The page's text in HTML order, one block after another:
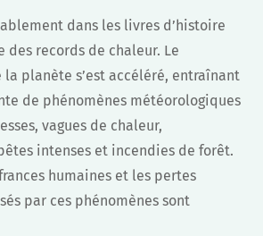
dans les livres d’histoire
des records de chaleur. Le
planète s’est accéléré, entraînant
de phénomènes météorologiques
vagues de chaleur,
intenses et incendies de forêt.
humaines et les pertes
par ces phénomènes sont